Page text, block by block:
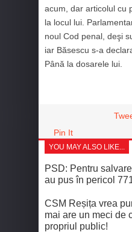
acum, dar articolul cu
la locul lui.
noul Cod penal, deşi
iar Băsescu s-a
Până la dosarele lui.
Pin It
YOU MAY ALSO LIKE...
PSD: Pentru
au pus în pericol
CSM Reșița vrea
mai are un meci de
propriul public!